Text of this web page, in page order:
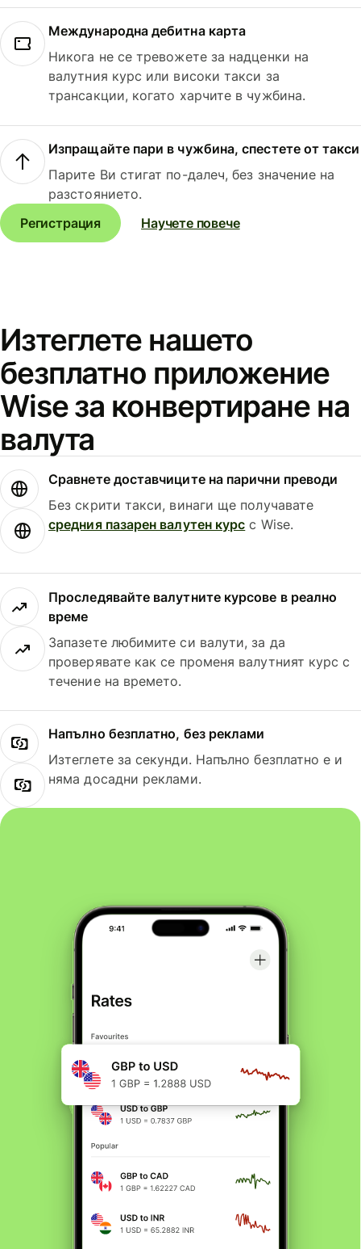
Международна дебитна карта
Никога не се тревожете за надценки на
валутния курс или високи такси за
трансакции, когато харчите в чужбина.
Изпращайте пари в чужбина, спестете от такси
Парите Ви стигат по-далеч, без значение на
разстоянието.
Регистрация
Научете повече
Изтеглете нашето
безплатно приложение
Wise за конвертиране на
валута
Сравнете доставчиците на парични преводи
Без скрити такси, винаги ще получавате
средния пазарен валутен курс с Wise.
Проследявайте валутните курсове в реално
време
Запазете любимите си валути, за да
проверявате как се променя валутният курс с
течение на времето.
Напълно безплатно, без реклами
Изтеглете за секунди. Напълно безплатно е и
няма досадни реклами.